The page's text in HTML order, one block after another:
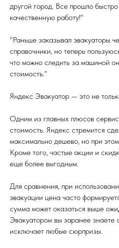
другой город. Все прошло
качественную работу!"
"Раньше заказывал эвакуаторы
справочники, но теперь
что можно следить за машиной
стоимость."
Яндекс Эвакуатор — это не
Одним из главных плюсов
стоимость. Яндекс стремится
максимально дешево, но при этом
Кроме того, частые акции и
еще более выгодным.
Для сравнения, при
эвакуации цена часто
сумма может оказаться выше
Эвакуатором вы заранее знаете
исключает любые сюрпризы.